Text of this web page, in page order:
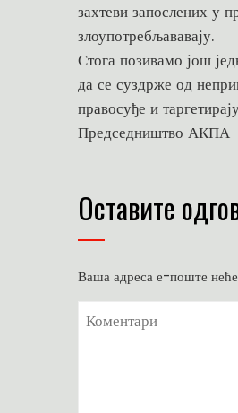
захтеви запослених у
злоупотребљававају.
Стога позивамо још
да се суздрже од
правосуђе и
Председништво АКПА
Оставите
Ваша адреса е-поште